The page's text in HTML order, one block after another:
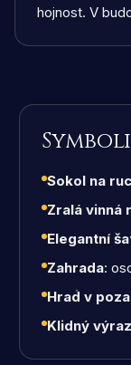
hojnost. V
Sokol na
Zralá vinná
Elegantní
Zahrada:
Hrad v
Klidný výraz